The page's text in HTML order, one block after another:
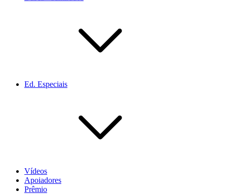
Ed. Especiais
Vídeos
Apoiadores
Prêmio